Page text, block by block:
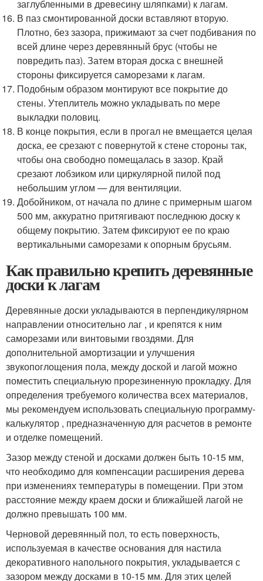
заглубленными в древесину шляпками) к лагам.
В паз смонтированной доски вставляют вторую.
Плотно, без зазора, прижимают за счет подбивания по
всей длине через деревянный брус (чтобы не
повредить паз). Затем вторая доска с внешней
стороны фиксируется саморезами к лагам.
Подобным образом монтируют все покрытие до
стены. Утеплитель можно укладывать по мере
выкладки половиц.
В конце покрытия, если в прогал не вмещается целая
доска, ее срезают с повернутой к стене стороны так,
чтобы она свободно помещалась в зазор. Край
срезают лобзиком или циркулярной пилой под
небольшим углом — для вентиляции.
Добойником, от начала по длине с примерным шагом
500 мм, аккуратно притягивают последнюю доску к
общему покрытию. Затем фиксируют ее по краю
вертикальными саморезами к опорным брусьям.
Как правильно крепить деревянные
доски к лагам
Деревянные доски укладываются в перпендикулярном
направлении относительно лаг , и крепятся к ним
саморезами или винтовыми гвоздями. Для
дополнительной амортизации и улучшения
звукопоглощения пола, между доской и лагой можно
поместить специальную прорезиненную прокладку. Для
определения требуемого количества всех материалов,
мы рекомендуем использовать специальную программу-
калькулятор , предназначенную для расчетов в ремонте
и отделке помещений.
Зазор между стеной и досками должен быть 10-15 мм,
что необходимо для компенсации расширения дерева
при изменениях температуры в помещении. При этом
расстояние между краем доски и ближайшей лагой не
должно превышать 100 мм.
Черновой деревянный пол, то есть поверхность,
используемая в качестве основания для настила
декоративного напольного покрытия, укладывается с
зазором между досками в 10-15 мм. Для этих целей